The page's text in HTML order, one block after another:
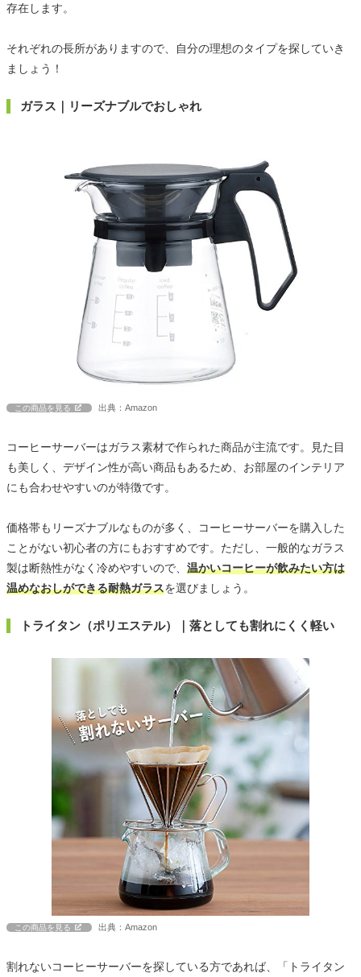
存在します。
それぞれの長所がありますので、自分の理想のタイプを探していき
ましょう！
ガラス｜リーズナブルでおしゃれ
この商品を見る 出典：Amazon
コーヒーサーバーはガラス素材で作られた商品が主流です。見た目
も美しく、デザイン性が高い商品もあるため、お部屋のインテリア
にも合わせやすいのが特徴です。
価格帯もリーズナブルなものが多く、コーヒーサーバーを購入した
ことがない初心者の方にもおすすめです。ただし、一般的なガラス
製は断熱性がなく冷めやすいので、 温かいコーヒーが飲みたい方は
温めなおしができる耐熱ガラスを選びましょう。
トライタン（ポリエステル）｜落としても割れにくく軽い
この商品を見る 出典：Amazon
割れないコーヒーサーバーを探している方であれば、「トライタン